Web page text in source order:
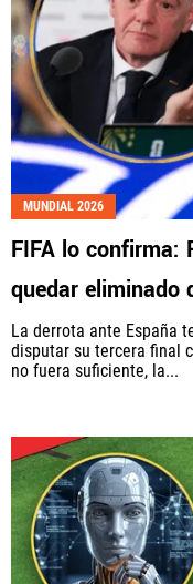
MUNDIAL 2026
FIFA lo confirma:
quedar eliminado
La derrota ante España
disputar su tercera final
no fuera suficiente, la...